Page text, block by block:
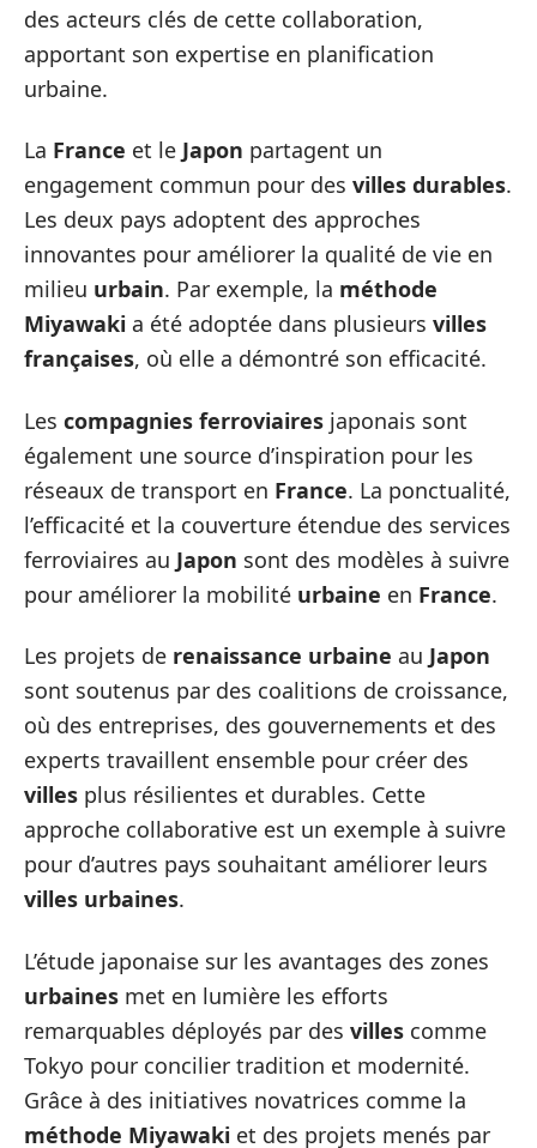
des acteurs clés de cette collaboration,
apportant son expertise en planification
urbaine.
La France et le Japon partagent un
engagement commun pour des villes durables.
Les deux pays adoptent des approches
innovantes pour améliorer la qualité de vie en
milieu urbain. Par exemple, la méthode
Miyawaki a été adoptée dans plusieurs villes
françaises, où elle a démontré son efficacité.
Les compagnies ferroviaires japonais sont
également une source d’inspiration pour les
réseaux de transport en France. La ponctualité,
l’efficacité et la couverture étendue des services
ferroviaires au Japon sont des modèles à suivre
pour améliorer la mobilité urbaine en France.
Les projets de renaissance urbaine au Japon
sont soutenus par des coalitions de croissance,
où des entreprises, des gouvernements et des
experts travaillent ensemble pour créer des
villes plus résilientes et durables. Cette
approche collaborative est un exemple à suivre
pour d’autres pays souhaitant améliorer leurs
villes urbaines.
L’étude japonaise sur les avantages des zones
urbaines met en lumière les efforts
remarquables déployés par des villes comme
Tokyo pour concilier tradition et modernité.
Grâce à des initiatives novatrices comme la
méthode Miyawaki et des projets menés par